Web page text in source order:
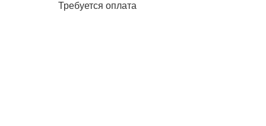
Требуется оплата